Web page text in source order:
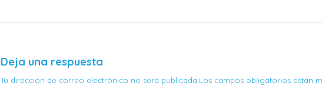
Deja una respuesta
Tu dirección de correo electrónico no será publicada.Los campos obligatorios están